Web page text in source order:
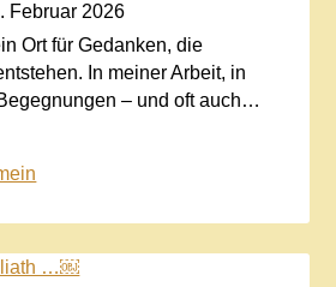
Februar 2026
Ort für Gedanken, die
In meiner Arbeit, in
– und oft auch…